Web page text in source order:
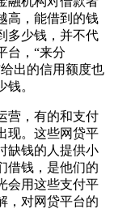
高，能借到的钱
多少钱，并不代
台，“来分
给出的信用额度也
。
，有的和支付
现。这些网贷平
缺钱的人提供小
借钱，是他们的
会用这些支付平
，对网贷平台的